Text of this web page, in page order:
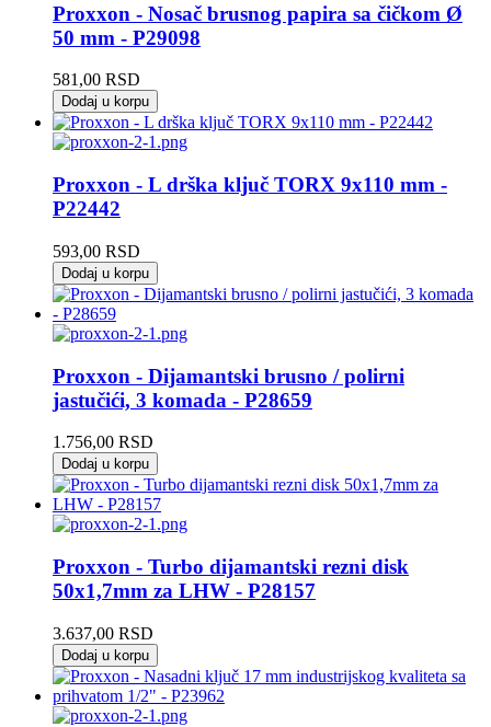
Proxxon - Nosač brusnog papira sa čičkom Ø
50 mm - P29098
581,00 RSD
Dodaj u korpu
Proxxon - L drška ključ TORX 9x110 mm -
P22442
593,00 RSD
Dodaj u korpu
Proxxon - Dijamantski brusno / polirni
jastučići, 3 komada - P28659
1.756,00 RSD
Dodaj u korpu
Proxxon - Turbo dijamantski rezni disk
50x1,7mm za LHW - P28157
3.637,00 RSD
Dodaj u korpu